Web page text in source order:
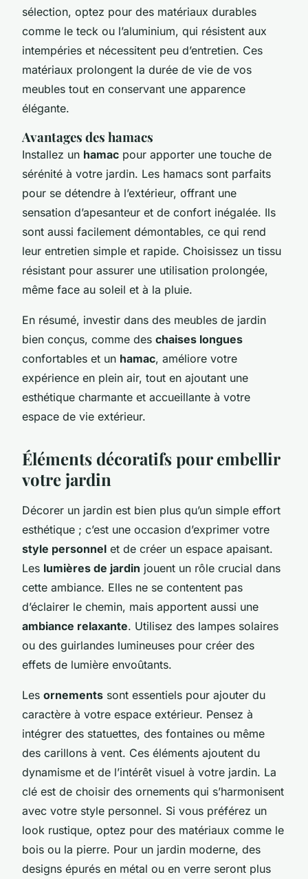
sélection, optez pour des matériaux durables
comme le teck ou l’aluminium, qui résistent aux
intempéries et nécessitent peu d’entretien. Ces
matériaux prolongent la durée de vie de vos
meubles tout en conservant une apparence
élégante.
Avantages des hamacs
Installez un hamac pour apporter une touche de
sérénité à votre jardin. Les hamacs sont parfaits
pour se détendre à l’extérieur, offrant une
sensation d’apesanteur et de confort inégalée. Ils
sont aussi facilement démontables, ce qui rend
leur entretien simple et rapide. Choisissez un tissu
résistant pour assurer une utilisation prolongée,
même face au soleil et à la pluie.
En résumé, investir dans des meubles de jardin
bien conçus, comme des chaises longues
confortables et un hamac, améliore votre
expérience en plein air, tout en ajoutant une
esthétique charmante et accueillante à votre
espace de vie extérieur.
Éléments décoratifs pour embellir
votre jardin
Décorer un jardin est bien plus qu’un simple effort
esthétique ; c’est une occasion d’exprimer votre
style personnel et de créer un espace apaisant.
Les lumières de jardin jouent un rôle crucial dans
cette ambiance. Elles ne se contentent pas
d’éclairer le chemin, mais apportent aussi une
ambiance relaxante. Utilisez des lampes solaires
ou des guirlandes lumineuses pour créer des
effets de lumière envoûtants.
Les ornements sont essentiels pour ajouter du
caractère à votre espace extérieur. Pensez à
intégrer des statuettes, des fontaines ou même
des carillons à vent. Ces éléments ajoutent du
dynamisme et de l’intérêt visuel à votre jardin. La
clé est de choisir des ornements qui s’harmonisent
avec votre style personnel. Si vous préférez un
look rustique, optez pour des matériaux comme le
bois ou la pierre. Pour un jardin moderne, des
designs épurés en métal ou en verre seront plus